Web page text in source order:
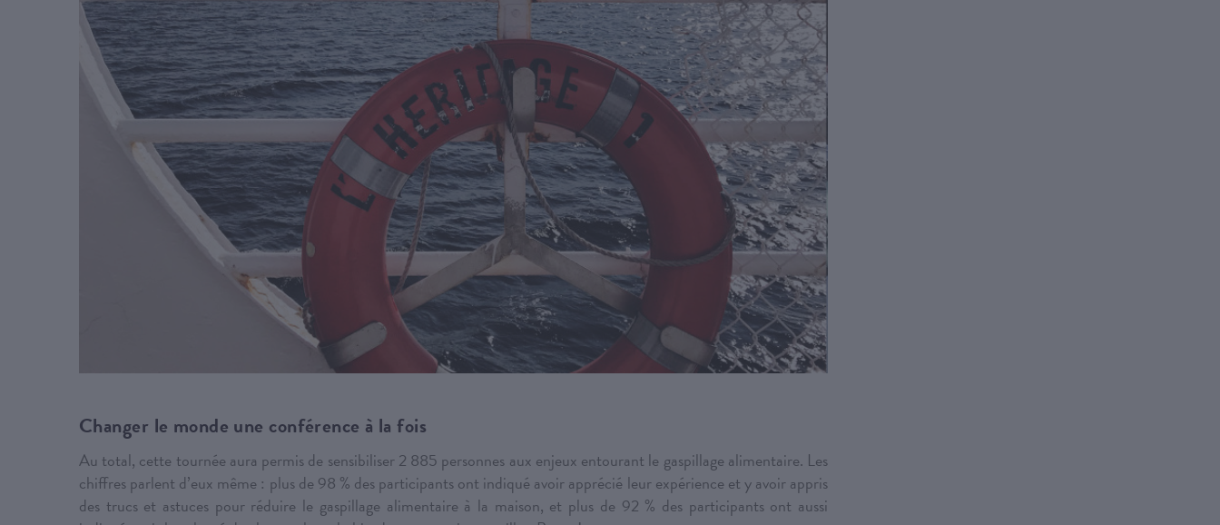
Changer le monde une conférence à la fois
Au total, cette tournée aura permis de sensibiliser 2 885 personnes aux enjeux entourant le gaspillage alimentaire. Les
chiffres parlent d’eux même : plus de 98 % des participants ont indiqué avoir apprécié leur expérience et y avoir appris
des trucs et astuces pour réduire le gaspillage alimentaire à la maison, et plus de 92 % des participants ont aussi